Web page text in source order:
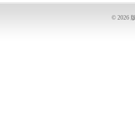
© 2026